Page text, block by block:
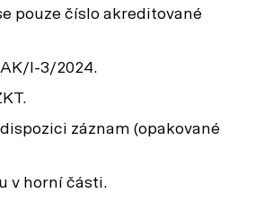
pouze číslo akreditované
I-3/2024.
záznam (opakované
v horní části.